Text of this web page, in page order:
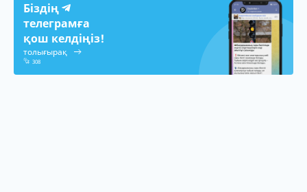
Біздің
телеграмға
қош келдіңіз!
толығырақ
308